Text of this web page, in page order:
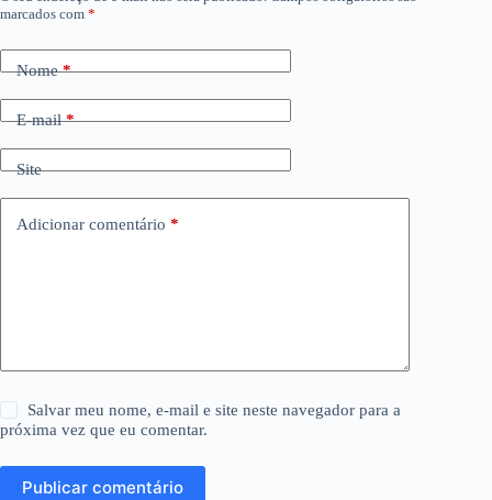
marcados com *
Nome*
E-mail*
Site
Adicionar comentário *
Salvar meu nome, e-mail e site neste navegador para a
próxima vez que eu comentar.
Publicar comentário